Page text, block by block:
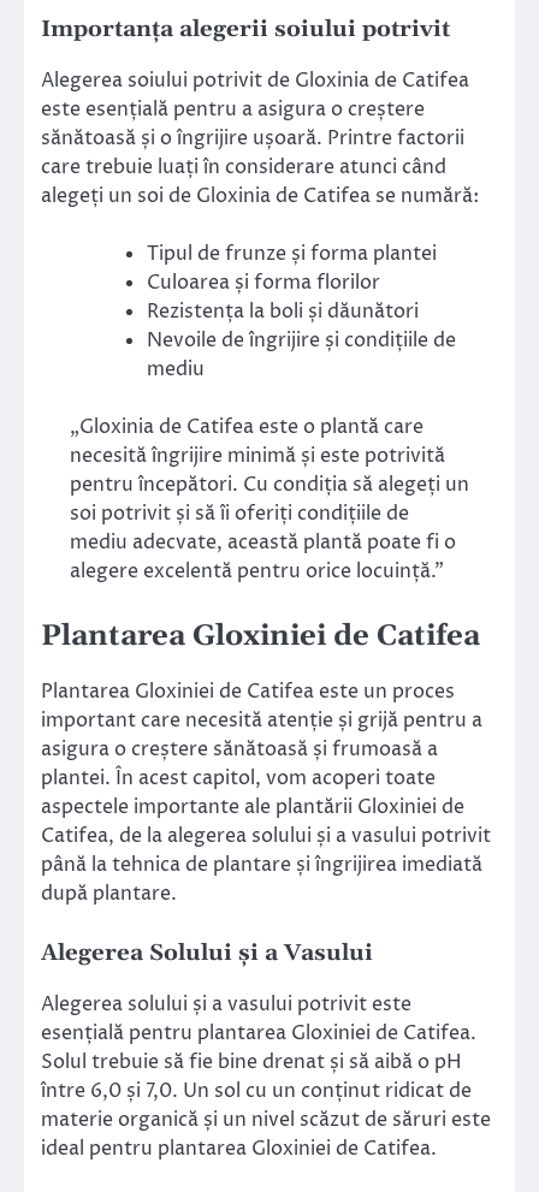
Importanța alegerii soiului potrivit
Alegerea soiului potrivit de Gloxinia de Catifea
este esențială pentru a asigura o creștere
sănătoasă și o îngrijire ușoară. Printre factorii
care trebuie luați în considerare atunci când
alegeți un soi de Gloxinia de Catifea se numără:
Tipul de frunze și forma plantei
Culoarea și forma florilor
Rezistența la boli și dăunători
Nevoile de îngrijire și condițiile de
mediu
„Gloxinia de Catifea este o plantă care
necesită îngrijire minimă și este potrivită
pentru începători. Cu condiția să alegeți un
soi potrivit și să îi oferiți condițiile de
mediu adecvate, această plantă poate fi o
alegere excelentă pentru orice locuință.”
Plantarea Gloxiniei de Catifea
Plantarea Gloxiniei de Catifea este un proces
important care necesită atenție și grijă pentru a
asigura o creștere sănătoasă și frumoasă a
plantei. În acest capitol, vom acoperi toate
aspectele importante ale plantării Gloxiniei de
Catifea, de la alegerea solului și a vasului potrivit
până la tehnica de plantare și îngrijirea imediată
după plantare.
Alegerea Solului și a Vasului
Alegerea solului și a vasului potrivit este
esențială pentru plantarea Gloxiniei de Catifea.
Solul trebuie să fie bine drenat și să aibă o pH
între 6,0 și 7,0. Un sol cu un conținut ridicat de
materie organică și un nivel scăzut de săruri este
ideal pentru plantarea Gloxiniei de Catifea.